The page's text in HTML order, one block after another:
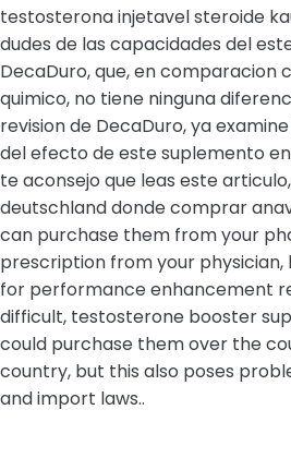
testosterona injetavel steroide
dudes de las capacidades del
DecaDuro, que, en comparacion
quimico, no tiene ninguna
revision de DecaDuro, ya
del efecto de este suplemento
te aconsejo que leas este
deutschland donde comprar
can purchase them from your
prescription from your physician,
for performance enhancement
difficult, testosterone booster
could purchase them over the
country, but this also poses
and import laws..